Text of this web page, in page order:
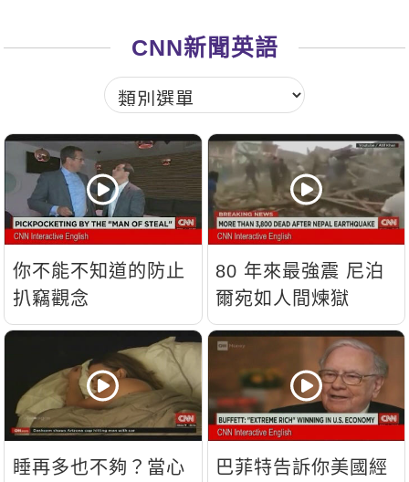
CNN新聞英語
你不能不知道的防止
扒竊觀念
80 年來最強震 尼泊
爾宛如人間煉獄
睡再多也不夠？當心
巴菲特告訴你美國經